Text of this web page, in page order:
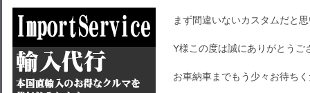
まず間違いないカスタムだと
Y様この度は誠にありがとうご
お車納車までもう少々お待ち